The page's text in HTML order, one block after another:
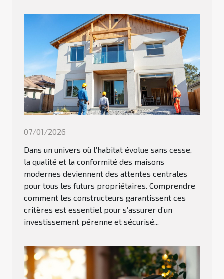
07/01/2026
Dans un univers où l’habitat évolue sans cesse,
la qualité et la conformité des maisons
modernes deviennent des attentes centrales
pour tous les futurs propriétaires. Comprendre
comment les constructeurs garantissent ces
critères est essentiel pour s’assurer d’un
investissement pérenne et sécurisé...